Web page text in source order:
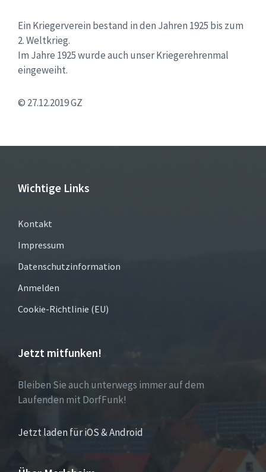
Ein Kriegerverein bestand in den Jahren 1925 bis zum
2. Weltkrieg.
Im Jahre 1925 wurde auch unser Kriegerehrenmal
eingeweiht.
© 27.12.2019 GZ
Wichtige Links
Kontakt
Impressum
Datenschutzinformation
Anmelden
Cookie-Richtlinie (EU)
Jetzt mitfunken!
Bleiben Sie auch unterwegs immer auf dem
Laufenden mit DorfFunk!
Jetzt laden für iOS & Android